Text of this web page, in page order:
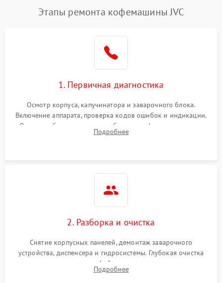
Этапы ремонта кофемашины JVC
1. Первичная диагностика
Осмотр корпуса, капучинатора и заварочного блока.
Включение аппарата, проверка кодов ошибок и индикации.
Оценка работы помпы, термоблока и кофемолки на слух.
Измерение температуры и давления воды для выявления
Подробнее
2. Разборка и очистка
Снятие корпусных панелей, демонтаж заварочного
устройства, диспенсера и гидросистемы. Глубокая очистка
внутренних узлов от кофейных масел, жмыха и накипи.
Промывка дренажных каналов и фильтров с использованием
Подробнее